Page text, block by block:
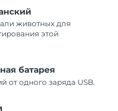
животных для
этой
батарея
от одного заряда USB.